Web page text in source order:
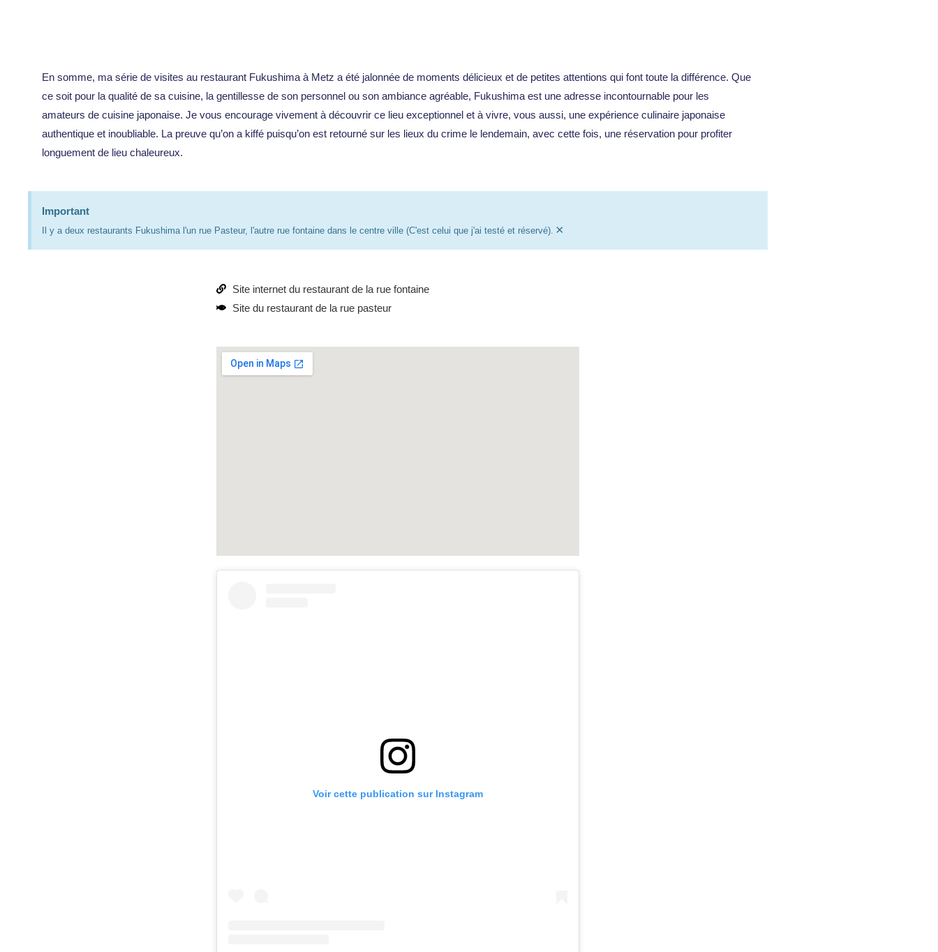
En somme, ma série de visites au restaurant Fukushima à Metz a été jalonnée de moments délicieux et de petites attentions qui font toute la différence. Que
ce soit pour la qualité de sa cuisine, la gentillesse de son personnel ou son ambiance agréable, Fukushima est une adresse incontournable pour les
amateurs de cuisine japonaise. Je vous encourage vivement à découvrir ce lieu exceptionnel et à vivre, vous aussi, une expérience culinaire japonaise
authentique et inoubliable. La preuve qu’on a kiffé puisqu’on est retourné sur les lieux du crime le lendemain, avec cette fois, une réservation pour profiter
longuement de lieu chaleureux.
Important
Il y a deux restaurants Fukushima l'un rue Pasteur, l'autre rue fontaine dans le centre ville (C'est celui que j'ai testé et réservé). ×
Site internet du restaurant de la rue fontaine
Site du restaurant de la rue pasteur
Voir cette publication sur Instagram